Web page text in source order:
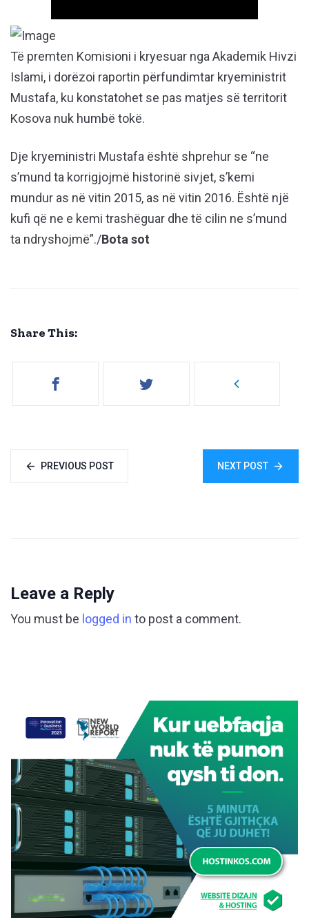
Të premten Komisioni i kryesuar nga Akademik Hivzi
Islami, i dorëzoi raportin përfundimtar kryeministrit
Mustafa, ku konstatohet se pas matjes së territorit
Kosova nuk humbë tokë.
Dje kryeministri Mustafa është shprehur se “ne
s’mund ta korrigjojmë historinë sivjet, s’kemi
mundur as në vitin 2015, as në vitin 2016. Është një
kufi që ne e kemi trashëguar dhe të cilin ne s’mund
ta ndryshojmë”./Bota sot
Share This:
PREVIOUS POST NEXT POST
Leave a Reply
You must be logged in to post a comment.